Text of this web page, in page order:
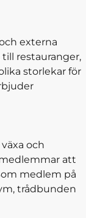
externa
restauranger,
storlekar för
och
att
medlem på
trådbunden